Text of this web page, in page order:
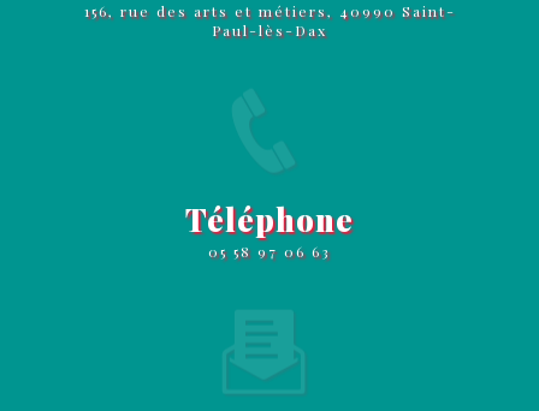
156, rue des arts et métiers, 40990 Saint-
Paul-lès-Dax
Téléphone
05 58 97 06 63